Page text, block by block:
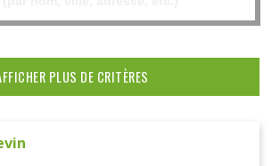
PLUS DE CRITÈRES